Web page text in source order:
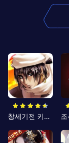
창세기전 키우기